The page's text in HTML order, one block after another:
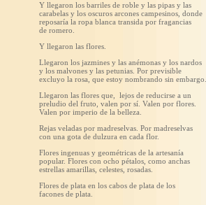
Y llegaron los barriles de roble y las pipas y las
carabelas y los oscuros arcones campesinos, donde
reposaría la ropa blanca transida por fragancias
de romero.
Y llegaron las flores.
Llegaron los jazmines y las anémonas y los nardos
y los malvones y las petunias. Por previsible
excluyo la rosa, que estoy nombrando sin embargo.
Llegaron las flores que, lejos de reducirse a un
preludio del fruto, valen por sí. Valen por flores.
Valen por imperio de la belleza.
Rejas veladas por madreselvas. Por madreselvas
con una gota de dulzura en cada flor.
Flores ingenuas y geométricas de la artesanía
popular. Flores con ocho pétalos, como anchas
estrellas amarillas, celestes, rosadas.
Flores de plata en los cabos de plata de los
facones de plata.